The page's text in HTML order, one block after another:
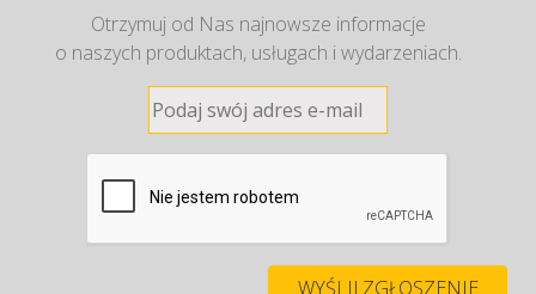
Otrzymuj od Nas najnowsze informacje
o naszych produktach, usługach i wydarzeniach.